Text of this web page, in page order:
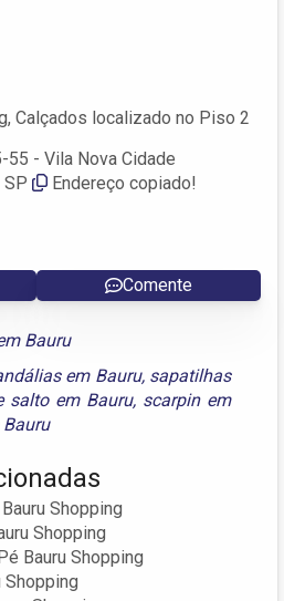
Calçados localizado no Piso 2
55 - Vila Nova Cidade
SP
Endereço copiado!
Comente
Bauru
em Bauru, sapatilhas
salto em Bauru, scarpin em
Shopping
Shopping
Bauru Shopping
Shopping